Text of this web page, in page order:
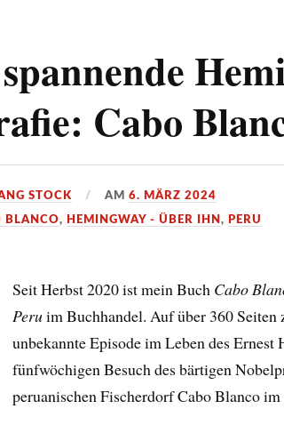
Cabo
STOCK AM6. MÄRZ 2024
BLANCO, HEMINGWAY - ÜBER IHN, PERU
Seit Herbst 2020 ist mein Buch Cabo
Peruim Buchhandel. Auf über 360 Seiten
unbekannte Episode im Leben des Ernest
fünfwöchigen Besuch des bärtigen
peruanischen Fischerdorf Cabo Blanco